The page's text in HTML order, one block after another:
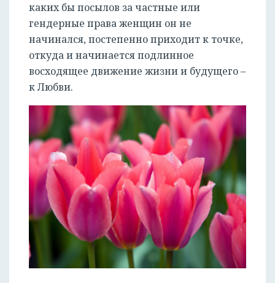
каких бы посылов за частные или
гендерные права женщин он не
начинался, постепенно приходит к точке,
откуда и начинается подлинное
восходящее движение жизни и будущего –
к Любви.